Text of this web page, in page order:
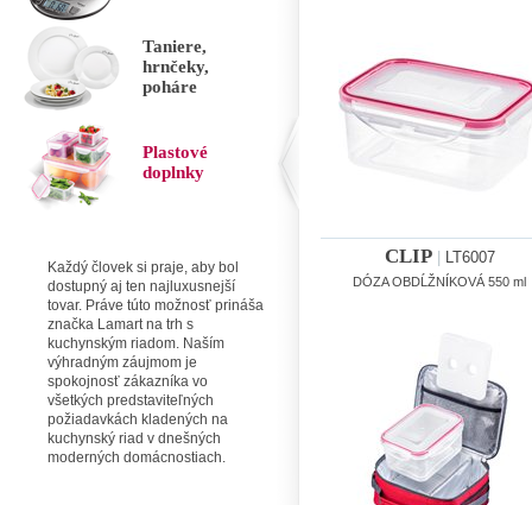
Taniere,
hrnčeky,
poháre
Plastové
doplnky
Každý človek si praje, aby bol
dostupný aj ten najluxusnejší
tovar. Práve túto možnosť prináša
značka Lamart na trh s
kuchynským riadom. Naším
výhradným záujmom je
spokojnosť zákazníka vo
všetkých predstaviteľných
požiadavkách kladených na
kuchynský riad v dnešných
moderných domácnostiach.
CLIP| LT6007
DÓZA OBDĹŽNÍKOVÁ 550 ml